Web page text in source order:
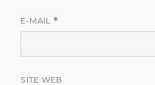
E-MAIL *
SITE WEB